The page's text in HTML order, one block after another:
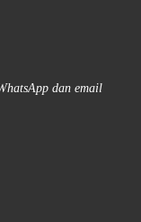
dan email